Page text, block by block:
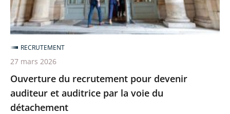
auditrice
par
la
voie
du
détachement
Ouverture du recrutement pour devenir
auditeur et auditrice par la voie du
détachement
RECRUTEMENT
27 mars 2026